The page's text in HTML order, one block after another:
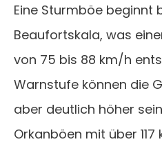
Eine Sturmböe beginnt
Beaufortskala, was
von 75 bis 88 km/h
Warnstufe können die
aber deutlich höher
Orkanböen mit über